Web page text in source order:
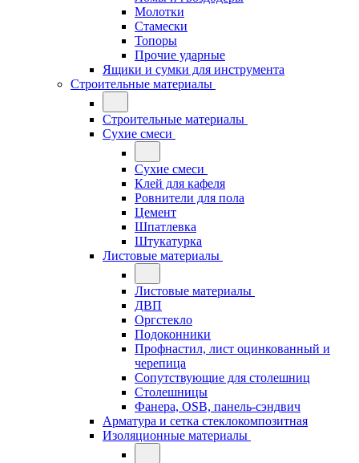
Молотки
Стамески
Топоры
Прочие ударные
Ящики и сумки для инструмента
Строительные материалы
Строительные материалы
Сухие смеси
Сухие смеси
Клей для кафеля
Ровнители для пола
Цемент
Шпатлевка
Штукатурка
Листовые материалы
Листовые материалы
ДВП
Оргстекло
Подоконники
Профнастил, лист оцинкованный и
черепица
Сопутствующие для столешниц
Столешницы
Фанера, OSB, панель-сэндвич
Арматура и сетка стеклокомпозитная
Изоляционные материалы